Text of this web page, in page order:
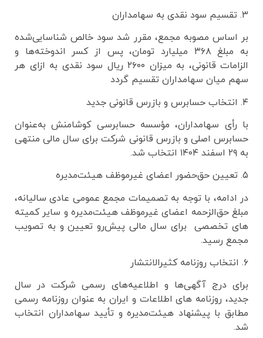
۳. تقسیم سود نقدی به سهامداران
بر اساس مصوبه مجمع، مقرر شد سود خالص شناسایی‌شده
به مبلغ ۳۶۸ میلیارد تومان، پس از کسر اندوخته‌ها و
الزامات قانونی، به میزان ۲۶۰۰ ریال سود نقدی به ازای هر
سهم میان سهامداران تقسیم گردد
۴. انتخاب حسابرس و بازرس قانونی جدید
با رأی سهامداران، مؤسسه حسابرسی کوشامنش به‌عنوان
حسابرس اصلی و بازرس قانونی شرکت برای سال مالی منتهی
به ۲۹ اسفند ۱۴۰۴ انتخاب شد.
۵. تعیین حق‌حضور اعضای غیرموظف هیئت‌مدیره
در ادامه، با توجه به تصمیمات مجمع عمومی عادی سالیانه،
مبلغ حق‌الزحمه اعضای غیرموظف هیئت‌مدیره و سایر کمیته
های تخصصی برای سال مالی پیش‌رو تعیین و به تصویب
مجمع رسید.
۶. انتخاب روزنامه کثیرالانتشار
برای درج آگهی‌ها و اطلاعیه‌های رسمی شرکت در سال
جدید، روزنامه های اطلاعات و ایران به عنوان روزنامه رسمی
مطابق با پیشنهاد هیئت‌مدیره و تأیید سهامداران انتخاب
شد.